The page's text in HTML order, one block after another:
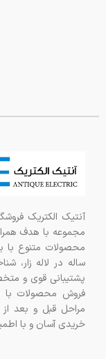
آنتیک الکتریک
مجموعه با هدف
ساله در لاله زار،
پشتیبانی قوی و
فروش محصولات با
مراحل قبل و بعد
خریدی آسان و با